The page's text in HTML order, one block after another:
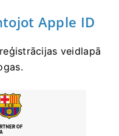
Apple ID
veidlapā